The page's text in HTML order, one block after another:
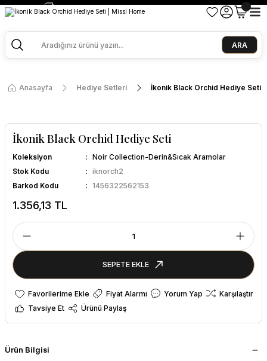
2500 TL ve Üzeri Alışverişlerde Kargo Bedava!
ARA
Anasayfa Hediye Setleri İkonik Black Orchid Hediye Seti
İkonik Black Orchid Hediye Seti
Koleksiyon
Noir Collection-Derin&Sıcak Aramolar
Stok Kodu
iknorch2
Barkod Kodu
1456322562153
1.356,13 TL
SEPETE EKLE
Fiyat Alarmı Yorum Yap
Karşılaştır
Tavsiye Et
Ürünü Paylaş
Ürün Bilgisi